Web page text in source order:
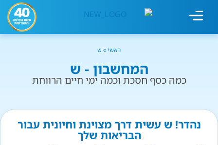
ראשי» ש
המחשבון - ש
כמה כסף חסכת וכמה ימי חיים הרווחת
נהדר! ש עשית דרך מצוינת וחיונית עבור
הבריאות שלך